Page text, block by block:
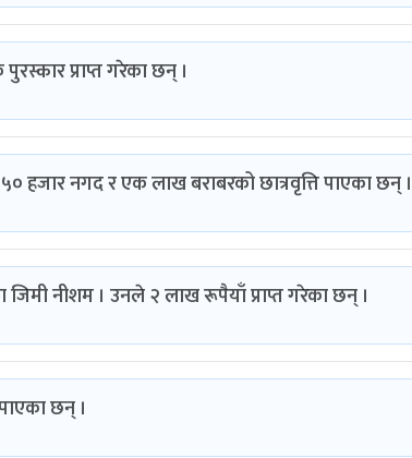
प्राप्त गरेका छन् ।
हजार नगद र एक लाख बराबरको छात्रवृत्ति पाएका छन् ।
नीशम । उनले २ लाख रूपैयाँ प्राप्त गरेका छन् ।
छन् ।